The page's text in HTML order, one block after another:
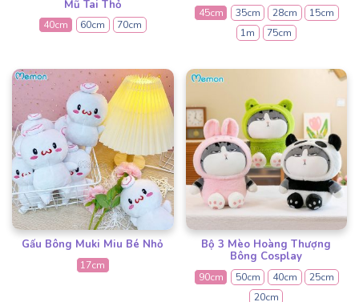
Mũ Tai Thỏ
40cm 60cm 70cm
45cm 35cm 28cm
15cm
1m
75cm
Gấu Bông Muki Miu Bé Nhỏ
17cm
Bộ 3 Mèo Hoàng Thượng
Bông Cosplay
90cm 50cm 40cm
25cm
20cm